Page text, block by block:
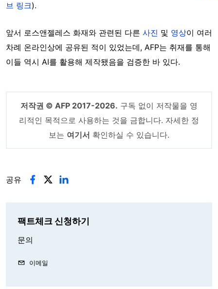
브 링크).
앞서 로스앤젤레스 화재와 관련된 다른 사진 및 영상이 여러
차례 온라인상에 공유된 적이 있었는데, AFP는 취재를 통해
이들 역시 AI를 활용해 제작됐음을 검증한 바 있다.
저작권 © AFP 2017-2026. 구독 없이 저작물을 영
리적인 목적으로 사용하는 것을 금합니다. 자세한 정
보는 여기서 확인하실 수 있습니다.
공유
팩트체크 신청하기
문의
이메일